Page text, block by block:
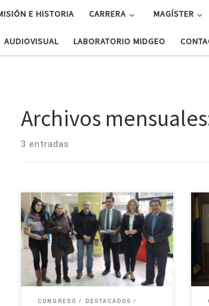
E HISTORIA CARRERA MAGÍSTER
AUDIOVISUAL LABORATORIO MIDGEO
Archivos
3 entradas
Geofísica inauguró Punto Limpio en la
UDEC La ceremonia se llevó a cabo a
las 10.30 hrs. del viernes recién pasado
en la Facultad de Ciencias Físicas y
Matemáticas, y […]
CONGRESO
DESTACADOS